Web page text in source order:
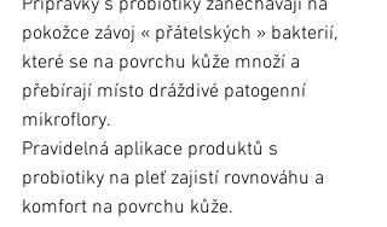
Přípravky s probiotiky zanechávají na
pokožce závoj « přátelských » bakterií,
které se na povrchu kůže množí a
přebírají místo dráždivé patogenní
mikroflory.
Pravidelná aplikace produktů s
probiotiky na pleť zajistí rovnováhu a
komfort na povrchu kůže.